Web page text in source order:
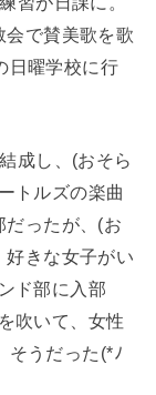
会で賛美歌を歌
日曜学校に行
成し、(おそら
トルズの楽曲
だったが、(お
好きな女子がい
ド部に入部
を吹いて、女性
そうだった(*ﾉ